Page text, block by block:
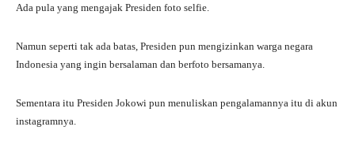
Ada pula yang mengajak Presiden foto selfie.
Namun seperti tak ada batas, Presiden pun mengizinkan warga negara
Indonesia yang ingin bersalaman dan berfoto bersamanya.
Sementara itu Presiden Jokowi pun menuliskan pengalamannya itu di akun
instagramnya.